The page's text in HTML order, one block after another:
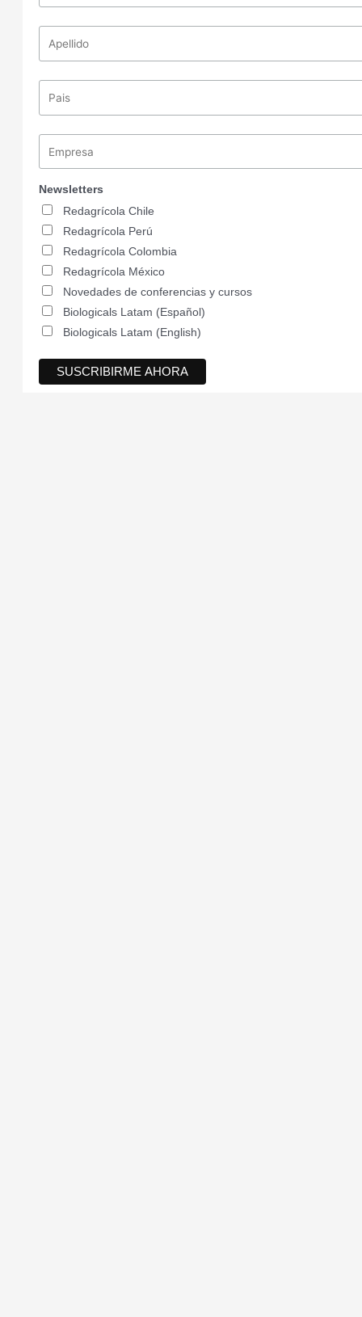
Newsletters
Redagrícola Chile
Redagrícola Perú
Redagrícola Colombia
Redagrícola México
Novedades de conferencias y cursos
Biologicals Latam (Español)
Biologicals Latam (English)